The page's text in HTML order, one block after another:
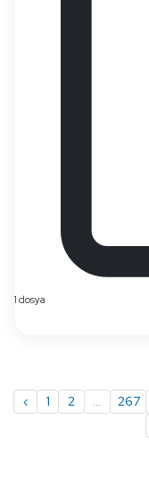
1 dosya
‹ 1 2 ... 267